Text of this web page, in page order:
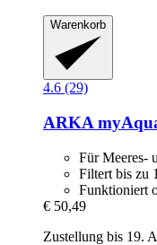
Warenkorb
4.6 (29)
ARKA
Für Meeres-
Filtert bis zu
Funktioniert
€ 50,49
Zustellung bis 19.